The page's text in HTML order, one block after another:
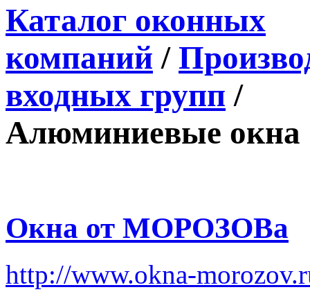
Каталог оконных
компаний /
входных групп /
Алюминиевые окна
Окна от МОРОЗОВа
http://www.okna-